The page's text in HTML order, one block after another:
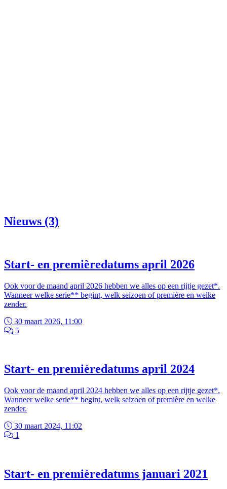
Nieuws (3)
Start- en premièredatums april 2026
Ook voor de maand april 2026 hebben we alles op een rijtje gezet*.
Wanneer welke serie** begint, welk seizoen of première en welke
zender.
30 maart 2026, 11:00
5
Start- en premièredatums april 2024
Ook voor de maand april 2024 hebben we alles op een rijtje gezet*.
Wanneer welke serie** begint, welk seizoen of première en welke
zender.
30 maart 2024, 11:02
1
Start- en premièredatums januari 2021